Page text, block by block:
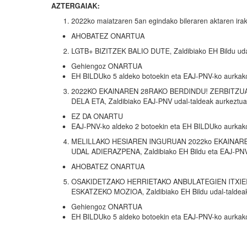
AZTERGAIAK:
2022ko maiatzaren 5an egindako bileraren aktaren
AHOBATEZ ONARTUA
LGTB+ BIZITZEK BALIO DUTE, Zaldibiako EH Bildu
Gehiengoz ONARTUA
EH BILDUko 5 aldeko botoekin eta EAJ-PNV-ko
2022KO EKAINAREN 28RAKO BERDINDU!
DELA ETA, Zaldibiako EAJ-PNV udal-taldeak aurkeztua
EZ DA ONARTU
EAJ-PNV-ko aldeko 2 botoekin eta EH BILDUko
MELILLAKO HESIAREN INGURUAN 2022ko
UDAL ADIERAZPENA, Zaldibiako EH Bildu eta EAJ-
AHOBATEZ ONARTUA
OSAKIDETZAKO HERRIETAKO ANBULATEGIEN
ESKATZEKO MOZIOA, Zaldibiako EH Bildu udal-
Gehiengoz ONARTUA
EH BILDUko 5 aldeko botoekin eta EAJ-PNV-ko